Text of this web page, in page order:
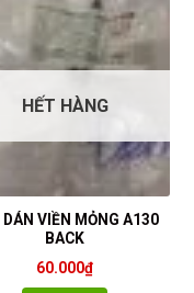
HẾT HÀNG
DÁN VIỀN MỎNG A130
BACK
60.000₫